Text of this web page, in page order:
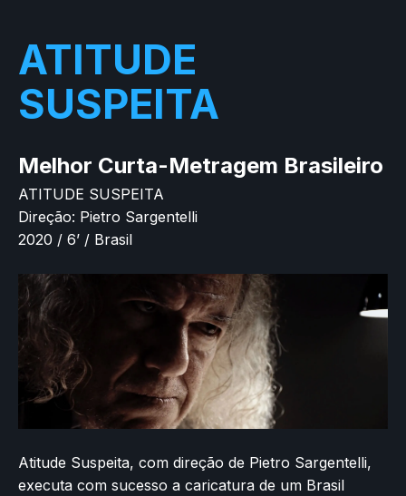
ATITUDE
SUSPEITA
Melhor Curta-Metragem Brasileiro
ATITUDE SUSPEITA
Direção: Pietro Sargentelli
2020 / 6’ / Brasil
Atitude Suspeita, com direção de Pietro Sargentelli,
executa com sucesso a caricatura de um Brasil